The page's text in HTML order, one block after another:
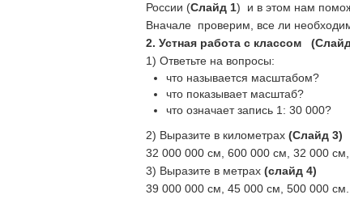
России (Слайд 1) и в этом нам
Вначале проверим, все ли
2. Устная работа с классом
1) Ответьте на вопросы:
что называется масштабом?
что показывает масштаб?
что означает запись 1: 30 000?
2) Выразите в километрах (Слайд 3)
32 000 000 см, 600 000 см, 32 000
3) Выразите в метрах (слайд 4)
39 000 000 см, 45 000 см, 500 000 см.